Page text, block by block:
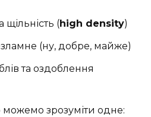
(high density)
(ну, добре, майже)
та оздоблення
можемо зрозуміти одне: